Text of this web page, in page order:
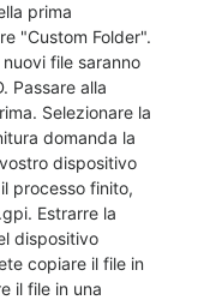
prima
"Custom Folder".
file saranno
Passare alla
Selezionare la
domanda la
dispositivo
processo finito,
Estrarre la
dispositivo
copiare il file in
il file in una